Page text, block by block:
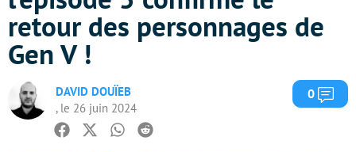
retour des personnages de
Gen V !
DAVID DOUÏEB
, le 26 juin 2024
0
Facebook
TwitterWhatsapp
Reddit